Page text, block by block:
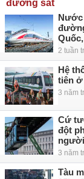
đường sắt
Nước
2 tuần
Hệ
tiên
3 năm
Cứ
đột
3 năm
Tàu